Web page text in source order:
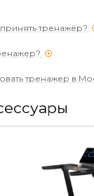
принять тренажёр?
тренажер в